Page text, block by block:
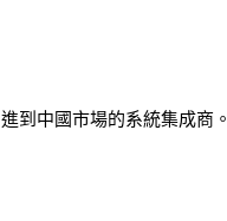
到中國市場的系統集成商。